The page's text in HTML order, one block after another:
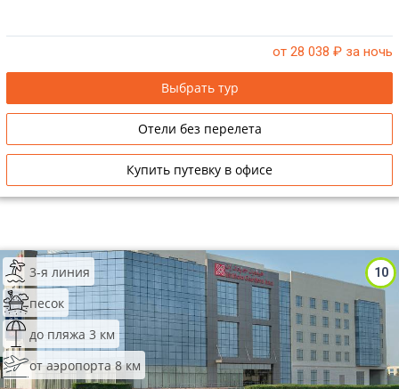
от 28 038 ₽ за ночь
Выбрать тур
Отели без перелета
Купить путевку в офисе
10
3-я линия
песок
до пляжа 3 км
от аэропорта 8 км